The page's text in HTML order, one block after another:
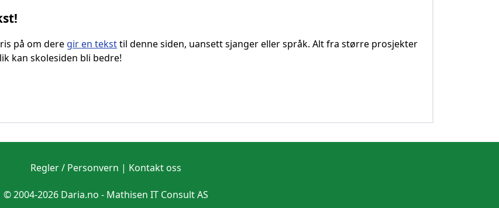
på om dere gir en teksttil denne siden, uansett sjanger eller språk. Alt fra større prosjekter
kan skolesiden bli bedre!
Regler / Personvern | Kontakt oss
© 2004-2026 Daria.no - Mathisen IT Consult AS